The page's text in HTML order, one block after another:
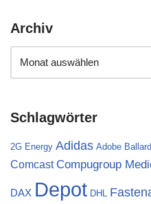
Archiv
Schlagwörter
2G Energy Adidas Adobe
Comcast Compugroup
DAX Depot DHL